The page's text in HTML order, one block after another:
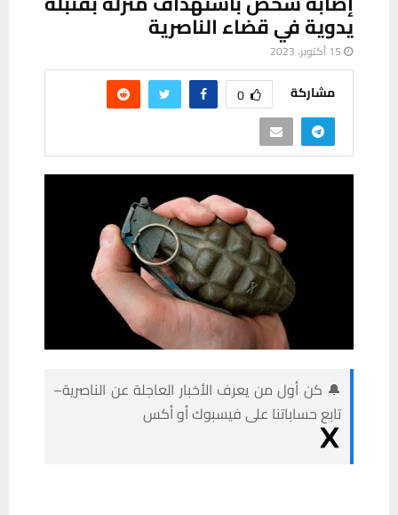
يدوية في قضاء الناصرية
15 أكتوبر، 2023
مشاركة 0
🔔 كن أول من يعرف الأخبار العاجلة عن الناصرية–
تابع حساباتنا على فيسبوك أو أكس